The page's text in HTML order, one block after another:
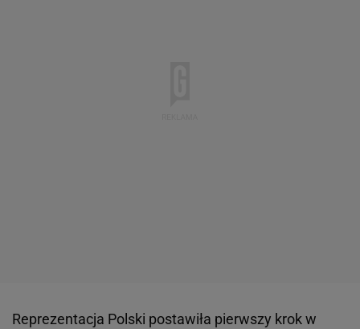
Reprezentacja Polski postawiła pierwszy krok w